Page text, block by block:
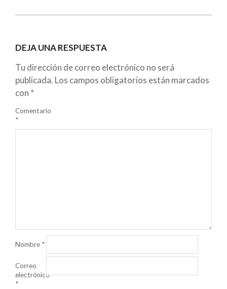
DEJA UNA RESPUESTA
Tu dirección de correo electrónico no será
publicada. Los campos obligatorios están marcados
con *
Comentario
*
Nombre *
Correo
electrónico
*